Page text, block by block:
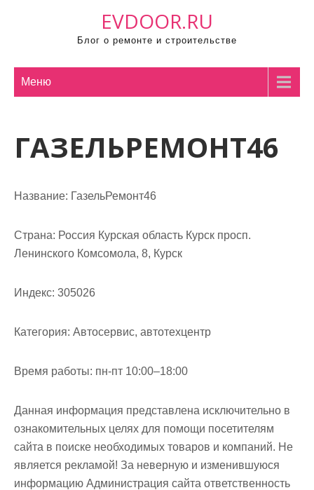
EVDOOR.RU
Блог о ремонте и строительстве
Меню
ГАЗЕЛЬРЕМОНТ46
Название: ГазельРемонт46
Страна: Россия Курская область Курск просп.
Ленинского Комсомола, 8, Курск
Индекс: 305026
Категория: Автосервис, автотехцентр
Время работы: пн-пт 10:00–18:00
Данная информация представлена исключительно в
ознакомительных целях для помощи посетителям
сайта в поиске необходимых товаров и компаний. Не
является рекламой! За неверную и изменившуюся
информацию Администрация сайта ответственность